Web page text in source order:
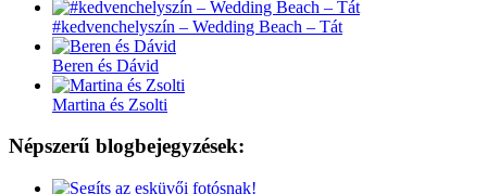
#kedvenchelyszín – Wedding Beach – Tát
Beren és Dávid
Martina és Zsolti
Népszerű blogbejegyzések: